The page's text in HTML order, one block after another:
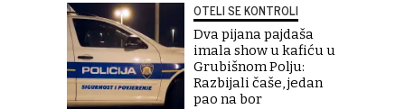
OTELI SE KONTROLI
Dva pijana pajdaša
imala show u kafiću u
Grubišnom Polju:
Razbijali čaše, jedan
pao na bor